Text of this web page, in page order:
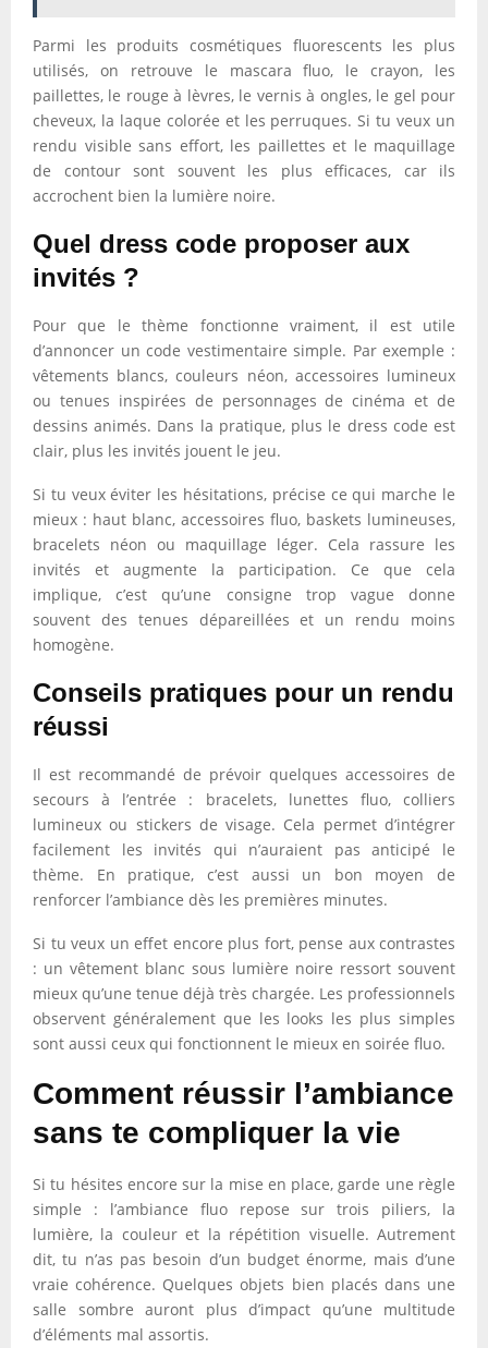
Parmi les produits cosmétiques fluorescents les plus
utilisés, on retrouve le mascara fluo, le crayon, les
paillettes, le rouge à lèvres, le vernis à ongles, le gel pour
cheveux, la laque colorée et les perruques. Si tu veux un
rendu visible sans effort, les paillettes et le maquillage
de contour sont souvent les plus efficaces, car ils
accrochent bien la lumière noire.
Quel dress code proposer aux
invités ?
Pour que le thème fonctionne vraiment, il est utile
d’annoncer un code vestimentaire simple. Par exemple :
vêtements blancs, couleurs néon, accessoires lumineux
ou tenues inspirées de personnages de cinéma et de
dessins animés. Dans la pratique, plus le dress code est
clair, plus les invités jouent le jeu.
Si tu veux éviter les hésitations, précise ce qui marche le
mieux : haut blanc, accessoires fluo, baskets lumineuses,
bracelets néon ou maquillage léger. Cela rassure les
invités et augmente la participation. Ce que cela
implique, c’est qu’une consigne trop vague donne
souvent des tenues dépareillées et un rendu moins
homogène.
Conseils pratiques pour un rendu
réussi
Il est recommandé de prévoir quelques accessoires de
secours à l’entrée : bracelets, lunettes fluo, colliers
lumineux ou stickers de visage. Cela permet d’intégrer
facilement les invités qui n’auraient pas anticipé le
thème. En pratique, c’est aussi un bon moyen de
renforcer l’ambiance dès les premières minutes.
Si tu veux un effet encore plus fort, pense aux contrastes
: un vêtement blanc sous lumière noire ressort souvent
mieux qu’une tenue déjà très chargée. Les professionnels
observent généralement que les looks les plus simples
sont aussi ceux qui fonctionnent le mieux en soirée fluo.
Comment réussir l’ambiance
sans te compliquer la vie
Si tu hésites encore sur la mise en place, garde une règle
simple : l’ambiance fluo repose sur trois piliers, la
lumière, la couleur et la répétition visuelle. Autrement
dit, tu n’as pas besoin d’un budget énorme, mais d’une
vraie cohérence. Quelques objets bien placés dans une
salle sombre auront plus d’impact qu’une multitude
d’éléments mal assortis.